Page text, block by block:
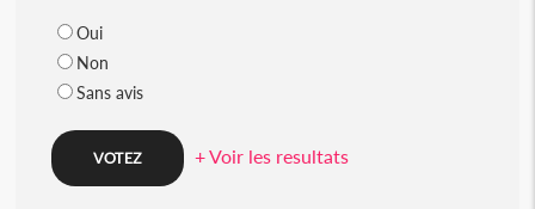
Oui
Non
Sans avis
+ Voir les resultats